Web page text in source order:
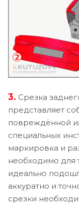
3. Срезка
представляет
повреждённой
специальных
маркировка и
необходимо для
идеально
аккуратно и
срезки